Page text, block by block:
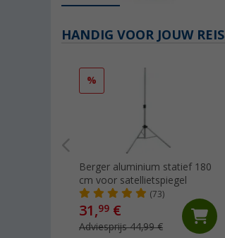
HANDIG VOOR JOUW REIS
%
Berger aluminium statief 180
cm voor satellietspiegel
(73)
31,99 €
Adviesprijs 44,99 €